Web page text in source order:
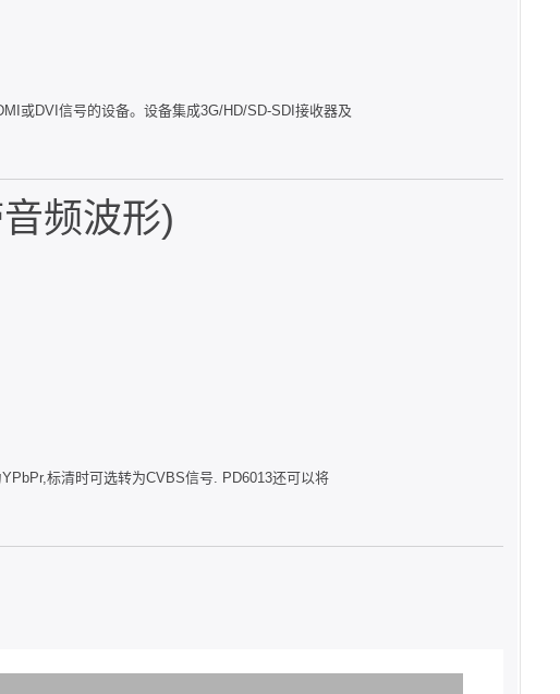
或DVI信号的设备。设备集成3G/HD/SD-SDI接收器及
频波形)
标清时可选转为CVBS信号. PD6013还可以将